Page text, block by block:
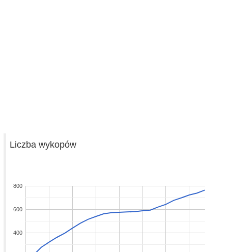
Liczba wykopów
400
600
800